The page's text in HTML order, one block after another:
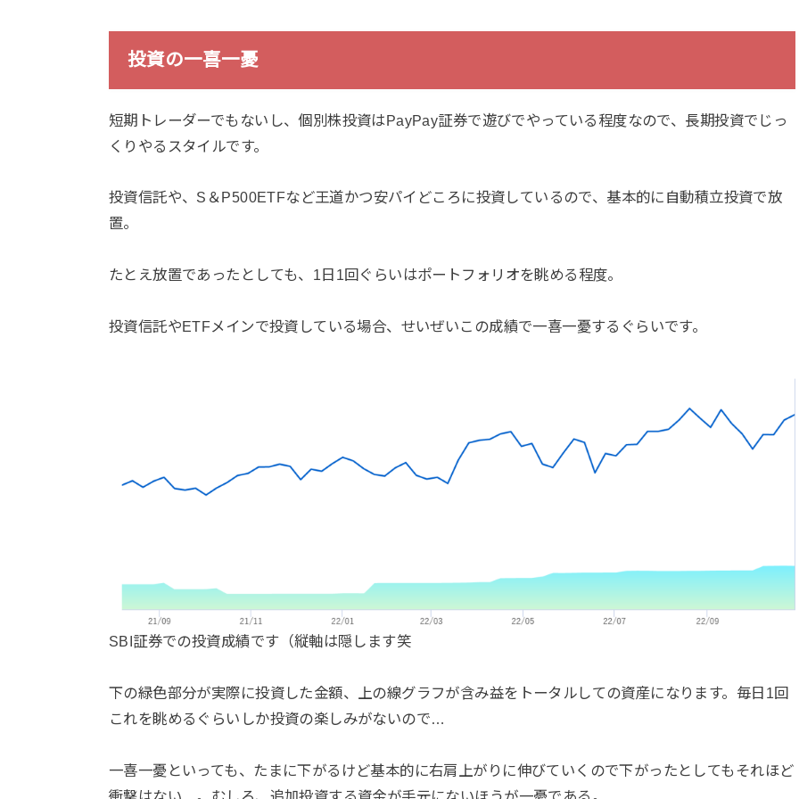
投資の一喜一憂
短期トレーダーでもないし、個別株投資はPayPay証券で遊びでやっている程度なので、長期投資でじっ
くりやるスタイルです。
投資信託や、S＆P500ETFなど王道かつ安パイどころに投資しているので、基本的に自動積立投資で放
置。
たとえ放置であったとしても、1日1回ぐらいはポートフォリオを眺める程度。
投資信託やETFメインで投資している場合、せいぜいこの成績で一喜一憂するぐらいです。
SBI証券での投資成績です（縦軸は隠します笑
下の緑色部分が実際に投資した金額、上の線グラフが含み益をトータルしての資産になります。毎日1回
これを眺めるぐらいしか投資の楽しみがないので…
一喜一憂といっても、たまに下がるけど基本的に右肩上がりに伸びていくので下がったとしてもそれほど